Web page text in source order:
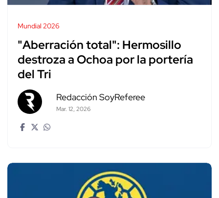
Mundial 2026
"Aberración total": Hermosillo
destroza a Ochoa por la portería
del Tri
Redacción SoyReferee
Mar. 12, 2026